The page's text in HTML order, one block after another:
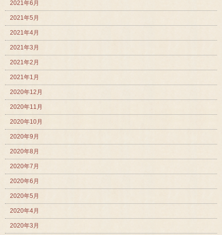
2021年6月
2021年5月
2021年4月
2021年3月
2021年2月
2021年1月
2020年12月
2020年11月
2020年10月
2020年9月
2020年8月
2020年7月
2020年6月
2020年5月
2020年4月
2020年3月